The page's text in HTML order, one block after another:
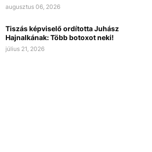
augusztus 06, 2026
Tiszás képviselő ordította Juhász
Hajnalkának: Több botoxot neki!
július 21, 2026